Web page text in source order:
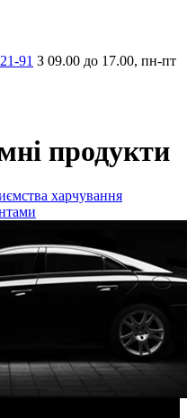
91 З 09.00 до 17.00, пн-пт
продукти
харчування